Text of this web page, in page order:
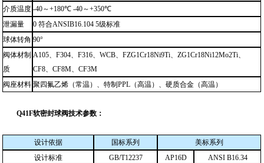
介质温度 -40～+180℃ -40～+350℃
泄漏量
0符合ANSIB16.104 5级标准
球体转角 90°
阀体材制
质
A105、F304、F316、WCB、FZG1Cr18Ni9Ti、ZG1Cr18Ni12Mo2Ti、
CF8、CF8M、CF3M
阀座材料 聚四氟乙烯（常温）、特制PPL （高温）、硬质合金（高温）
Q41F软密封球阀技术参数：
设计依据 国标系列
美标系列
设计标准
GB/T12237 AP16D
ANSI B16.34